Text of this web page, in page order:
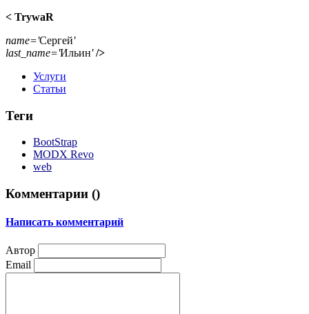
< TrywaR
name='Сергей'
last_name='Ильин' />
Услуги
Статьи
Теги
BootStrap
MODX Revo
web
Комментарии ()
Написать комментарий
Автор
Email